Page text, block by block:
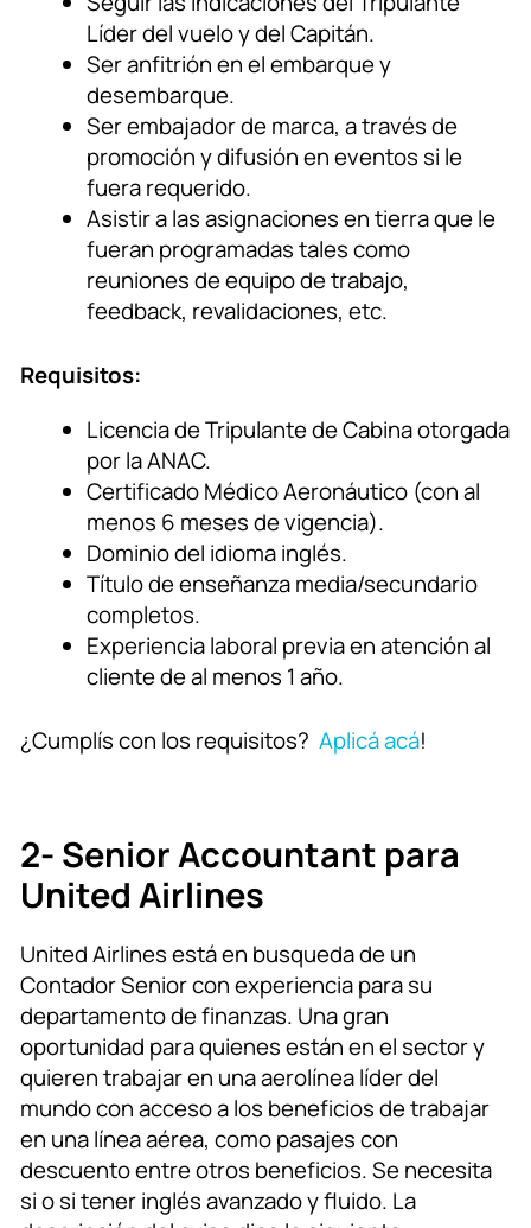
Líder del vuelo y del Capitán.
Ser anfitrión en el embarque y
desembarque.
Ser embajador de marca, a través de
promoción y difusión en eventos si le
fuera requerido.
Asistir a las asignaciones en tierra que le
fueran programadas tales como
reuniones de equipo de trabajo,
feedback, revalidaciones, etc.
Requisitos:
Licencia de Tripulante de Cabina otorgada
por la ANAC.
Certificado Médico Aeronáutico (con al
menos 6 meses de vigencia).
Dominio del idioma inglés.
Título de enseñanza media/secundario
completos.
Experiencia laboral previa en atención al
cliente de al menos 1 año.
¿Cumplís con los requisitos? Aplicá acá!
2- Senior Accountant para
United Airlines
United Airlines está en busqueda de un
Contador Senior con experiencia para su
departamento de finanzas. Una gran
oportunidad para quienes están en el sector y
quieren trabajar en una aerolínea líder del
mundo con acceso a los beneficios de trabajar
en una línea aérea, como pasajes con
descuento entre otros beneficios. Se necesita
si o si tener inglés avanzado y fluido. La